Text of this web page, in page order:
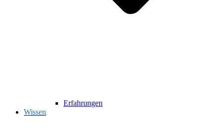
Erfahrungen
Wissen